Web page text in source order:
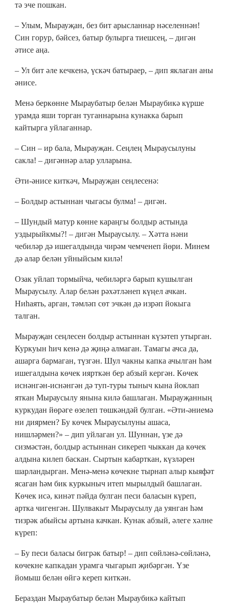
тә эче пошкан.
– Улым, Мырауҗан, без бит арысланнар нәселеннән!
Син горур, бәйсез, батыр булырга тиешсең, – дигән
әтисе аңа.
– Ул бит әле кечкенә, үскәч батыраер, – дип яклаган аны
әнисе.
Менә беркөнне Мыраубатыр белән Мыраубикә күрше
урамда яши торган туганнарына кунакка барып
кайтырга уйлаганнар.
– Син – ир бала, Мырауҗан. Сеңлең Мыраусылуны
сакла! – дигәннәр алар улларына.
Әти-әнисе киткәч, Мырауҗан сеңлесенә:
– Болдыр астыннан чыгасы булма! – дигән.
– Шундый матур көнне караңгы болдыр астында
уздырыйкмы?! – дигән Мыраусылу. – Хәтта нәни
чебиләр дә ишегалдында чирәм чемченеп йөри. Минем
дә алар белән уйныйсым килә!
Озак уйлап тормыйча, чебиләргә барып кушылган
Мыраусылу. Алар белән рәхәтләнеп күңел ачкан.
Ниһаять, арган, тәмләп сөт эчкән дә изрәп йокыга
талган.
Мырауҗан сеңлесен болдыр астыннан күзәтеп утырган.
Куркуын һич кенә дә җиңә алмаган. Тамагы ачса да,
ашарга бармаган, түзгән. Шул чакны капка ачылган һәм
ишегалдына көчек иярткән бер абзый кергән. Көчек
иснәнгән-иснәнгән дә туп-туры тыныч кына йоклап
яткан Мыраусылу янына килә башлаган. Мырауҗанның
куркудан йөрәге өзелеп төшкәндәй булган. «Әти-әниемә
ни диярмен? Бу көчек Мыраусылуны ашаса,
нишләрмен?» – дип уйлаган ул. Шуннан, үзе дә
сизмәстән, болдыр астыннан сикереп чыккан да көчек
алдына килеп баскан. Сыртын кабарткан, күзләрен
шарландырган. Менә-менә көчекне тырнап алыр кыяфәт
ясаган һәм бик куркыныч итеп мырылдый башлаган.
Көчек исә, кинәт пәйда булган песи баласын күреп,
артка чигенгән. Шулвакыт Мыраусылу да уянган һәм
тизрәк абыйсы артына качкан. Кунак абзый, әлеге хәлне
күреп:
– Бу песи баласы бигрәк батыр! – дип сөйләнә-сөйләнә,
көчекне капкадан урамга чыгарып җибәргән. Үзе
йомыш белән өйгә кереп киткән.
Бераздан Мыраубатыр белән Мыраубикә кайтып